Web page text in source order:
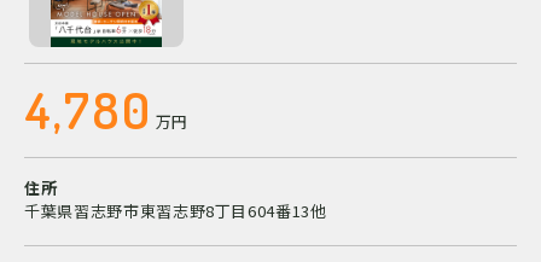
4,780 万円
住所
千葉県習志野市東習志野8丁目604番13他